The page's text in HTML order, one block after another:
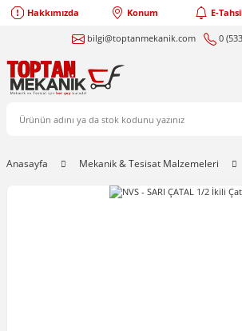
Hakkımızda Konum E-
bilgi@toptanmekanik.com 0
Anasayfa Mekanik & Tesisat Malzemeleri